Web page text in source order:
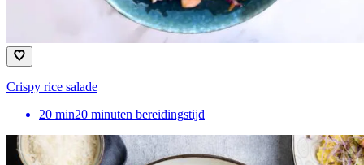
Crispy rice salade
20 min20 minuten bereidingstijd